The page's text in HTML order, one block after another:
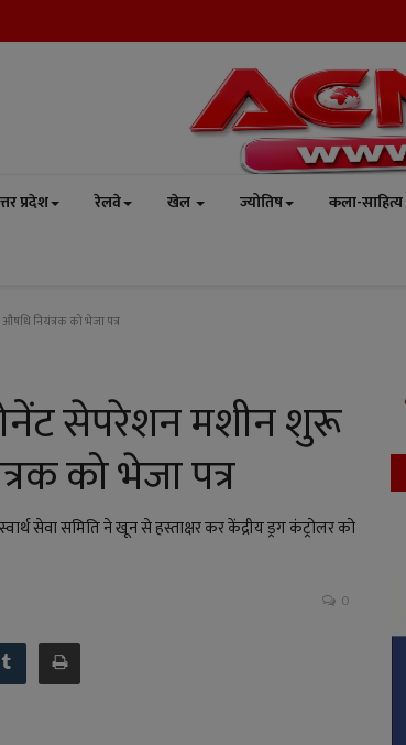
प्रदेश रेलवे खेल ज्योतिष कला-साहित्य
नियंत्रक को भेजा पत्र
सेपरेशन मशीन शुरू
को भेजा पत्र
सेवा समिति ने खून से हस्ताक्षर कर केंद्रीय ड्रग कंट्रोलर को
0